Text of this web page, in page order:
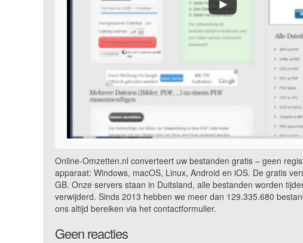
Online-Omzetten.nl converteert uw bestanden gratis – geen
apparaat: Windows, macOS, Linux, Android en iOS. De gratis
GB. Onze servers staan in Duitsland, alle bestanden worden
verwijderd. Sinds 2013 hebben we meer dan 129.335.680
ons altijd bereiken via het contactformulier.
Geen reacties